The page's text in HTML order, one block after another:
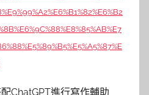
ChatGPT進行寫作輔助